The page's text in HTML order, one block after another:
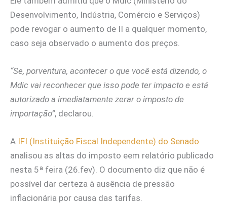
Desenvolvimento, Indústria, Comércio e Serviços)
pode revogar o aumento de II a qualquer momento,
caso seja observado o aumento dos preços.
“Se, porventura, acontecer o que você está dizendo, o
Mdic vai reconhecer que isso pode ter impacto e está
autorizado a imediatamente zerar o imposto de
importação”, declarou.
A IFI (Instituição Fiscal Independente) do Senado
analisou as altas do imposto eem relatório publicado
nesta 5ª feira (26.fev). O documento diz que não é
possível dar certeza à ausência de pressão
inflacionária por causa das tarifas.